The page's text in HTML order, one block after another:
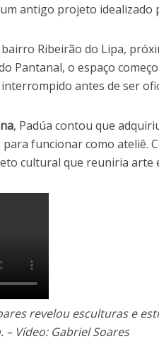
antigo projeto idealizado
Ribeirão do Lipa,
Pantanal, o espaço
antes de ser
, Padúa contou que
funcionar como ateliê.
cultural que reuniria arte
revelou esculturas e
Vídeo: Gabriel Soares